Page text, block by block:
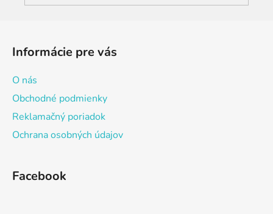
Informácie pre vás
O nás
Obchodné podmienky
Reklamačný poriadok
Ochrana osobných údajov
Facebook